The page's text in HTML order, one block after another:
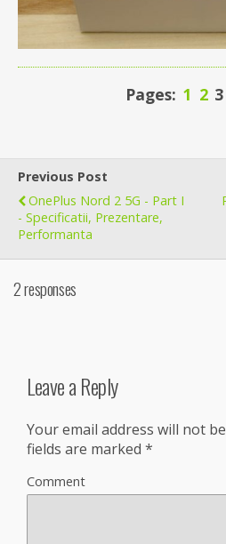
Pages: 1 2 3
Previous Post
OnePlus Nord 2 5G - Part I
- Specificatii, Prezentare,
Performanta
2 responses
Leave a Reply
Your email address will not
fields are marked *
Comment